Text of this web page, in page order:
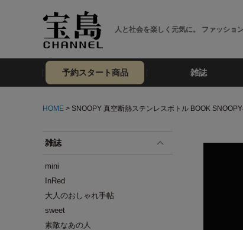
人と社会を楽しく元気に。 ファッショ
予約スタート商品 雑誌
HOME > SNOOPY 真空断熱ステンレスボトル BOOK
雑誌
mini
InRed
大人のおしゃれ手帖
sweet
素敵なあの人